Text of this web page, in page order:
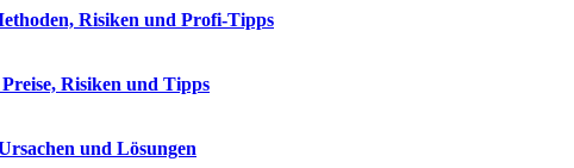
Risiken und Profi-Tipps
Risiken und Tipps
und Lösungen